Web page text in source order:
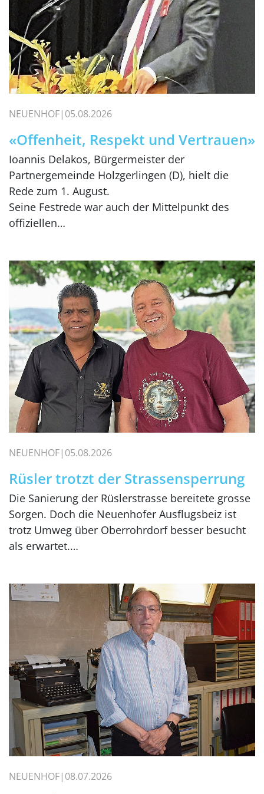
NEUENHOF 05.08.2026
«Offenheit, Respekt und Vertrauen»
Ioannis Delakos, Bürgermeister der
Partnergemeinde Holzgerlingen (D), hielt die
Rede zum 1. August.
Seine Festrede war auch der Mittelpunkt des
offiziellen…
NEUENHOF 05.08.2026
Rüsler trotzt der Strassensperrung
Die Sanierung der Rüslerstrasse bereitete grosse
Sorgen. Doch die Neuenhofer Ausflugsbeiz ist
trotz Umweg über Oberrohrdorf besser besucht
als erwartet.…
NEUENHOF 08.07.2026